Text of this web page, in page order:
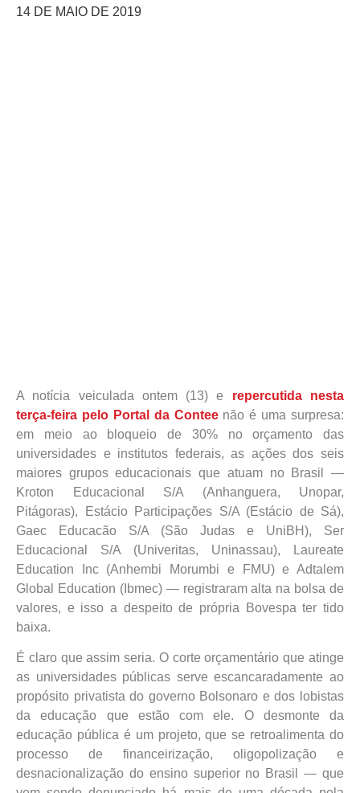
14 DE MAIO DE 2019
A notícia veiculada ontem (13) e repercutida nesta
terça-feira pelo Portal da Conteenão é uma surpresa:
em meio ao bloqueio de 30% no orçamento das
universidades e institutos federais, as ações dos seis
maiores grupos educacionais que atuam no Brasil —
Kroton Educacional S/A (Anhanguera, Unopar,
Pitágoras), Estácio Participações S/A (Estácio de Sá),
Gaec Educacão S/A (São Judas e UniBH), Ser
Educacional S/A (Univeritas, Uninassau), Laureate
Education Inc (Anhembi Morumbi e FMU) e Adtalem
Global Education (Ibmec) — registraram alta na bolsa de
valores, e isso a despeito de própria Bovespa ter tido
baixa.
É claro que assim seria. O corte orçamentário que atinge
as universidades públicas serve escancaradamente ao
propósito privatista do governo Bolsonaro e dos lobistas
da educação que estão com ele. O desmonte da
educação pública é um projeto, que se retroalimenta do
processo de financeirização, oligopolização e
desnacionalização do ensino superior no Brasil — que